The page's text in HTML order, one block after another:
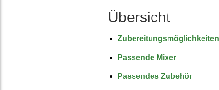
Übersicht
Zubereitungs­möglich­keiten
Passende Mixer
Passendes Zubehör